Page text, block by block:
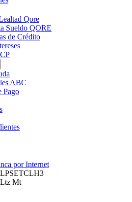
Qore
Sueldo QORE
de Crédito
ABC
Pago
por Internet
Mt